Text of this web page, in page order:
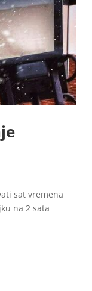
sat vremena
na 2 sata